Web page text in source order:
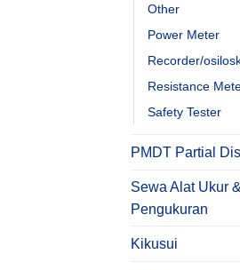
Other
Power Meter
Recorder/
Resistance
Safety Tester
PMDT Partial
Sewa Alat Ukur
Pengukuran
Kikusui